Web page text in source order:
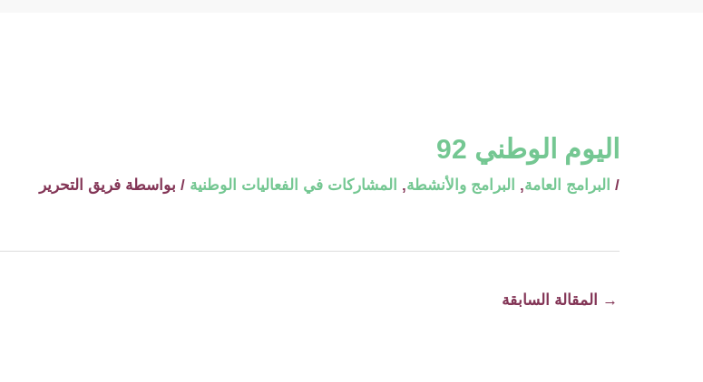
اليوم الوطني 92
/ البرامج العامة, البرامج والأنشطة, المشاركات في الفعاليات الوطنية / بواسطة فريق التحرير
→ المقالة السابقة